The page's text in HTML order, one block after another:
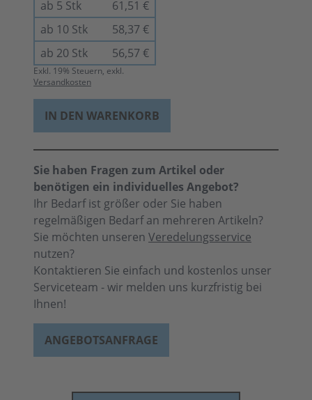
ab 5 Stk
61,51 €
ab 10 Stk
58,37 €
ab 20 Stk
56,57 €
Exkl. 19% Steuern, exkl.
Versandkosten
IN DEN WARENKORB
Sie haben Fragen zum Artikel oder
benötigen ein individuelles Angebot?
Ihr Bedarf ist größer oder Sie haben
regelmäßigen Bedarf an mehreren Artikeln?
Sie möchten unseren Veredelungsservice
nutzen?
Kontaktieren Sie einfach und kostenlos unser
Serviceteam - wir melden uns kurzfristig bei
Ihnen!
ANGEBOTSANFRAGE